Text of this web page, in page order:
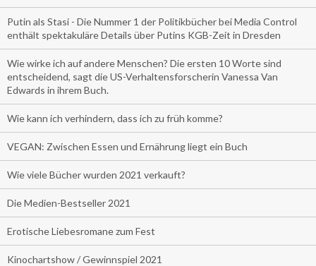
Putin als Stasi - Die Nummer 1 der Politikbücher bei Media Control
enthält spektakuläre Details über Putins KGB-Zeit in Dresden
Wie wirke ich auf andere Menschen? Die ersten 10 Worte sind
entscheidend, sagt die US-Verhaltensforscherin Vanessa Van
Edwards in ihrem Buch.
Wie kann ich verhindern, dass ich zu früh komme?
VEGAN: Zwischen Essen und Ernährung liegt ein Buch
Wie viele Bücher wurden 2021 verkauft?
Die Medien-Bestseller 2021
Erotische Liebesromane zum Fest
Kinochartshow / Gewinnspiel 2021